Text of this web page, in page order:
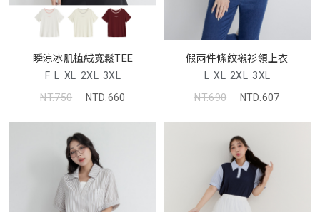
瞬涼冰肌植絨寬鬆TEE
F L XL 2XL 3XL
NT.750
NTD.660
假兩件條紋襯衫領上衣
L XL 2XL 3XL
NT.690
NTD.607